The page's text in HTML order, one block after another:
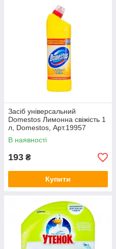
Засіб універсальний
Domestos Лимонна свіжість 1
л, Domestos, Арт.19957
В наявності
193 ₴
Купити